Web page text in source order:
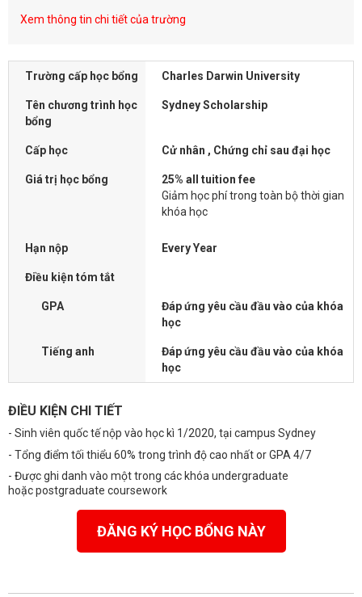
Xem thông tin chi tiết của trường
Trường cấp học bổng Charles Darwin University
Tên chương trình học
bổng
Sydney Scholarship
Cấp học Cử nhân , Chứng chỉ sau đại học
Giá trị học bổng
25% all tuition fee
Giảm học phí trong toàn bộ thời gian
khóa học
Hạn nộp Every Year
Điều kiện tóm tắt
GPA
Đáp ứng yêu cầu đầu vào của khóa
học
Tiếng anh
Đáp ứng yêu cầu đầu vào của khóa
học
ĐIỀU KIỆN CHI TIẾT
- Sinh viên quốc tế nộp vào học kì 1/2020, tại campus Sydney
- Tổng điểm tối thiểu 60% trong trình độ cao nhất or GPA 4/7
- Được ghi danh vào một trong các khóa undergraduate
hoặc postgraduate coursework
ĐĂNG KÝ HỌC BỔNG NÀY